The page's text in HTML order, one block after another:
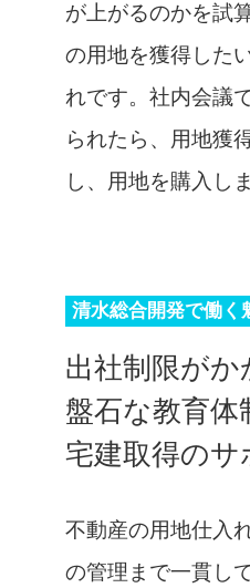
が上がるのかを試
の用地を獲得した
れです。社内会議
られたら、用地獲
し、用地を購入し
清水総合開発で働く
出社制限がか
盤石な教育体
宅建取得のサ
不動産の用地仕入
の管理まで一貫し